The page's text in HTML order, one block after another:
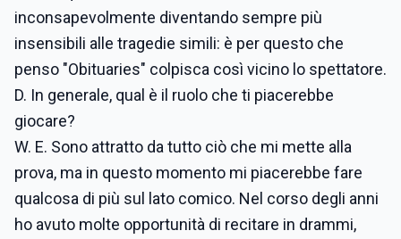
inconsapevolmente diventando sempre più
insensibili alle tragedie simili: è per questo che
penso "Obituaries" colpisca così vicino lo spettatore.
D. In generale, qual è il ruolo che ti piacerebbe
giocare?
W. E. Sono attratto da tutto ciò che mi mette alla
prova, ma in questo momento mi piacerebbe fare
qualcosa di più sul lato comico. Nel corso degli anni
ho avuto molte opportunità di recitare in drammi,